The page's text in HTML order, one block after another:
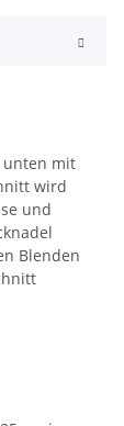
unten mit
wird
und
Blenden